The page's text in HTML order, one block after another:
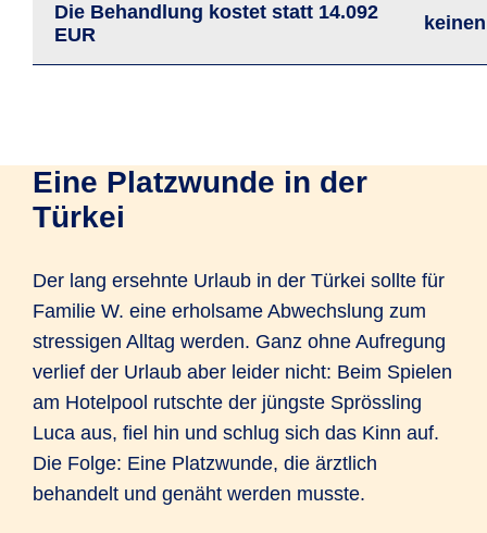
Die Behand­lung kostet statt 14.092
EUR
Eine Platzwunde in der
Türkei
Der lang ersehnte Urlaub in der Türkei sollte für
Familie W. eine erholsame Abwechs­lung zum
stressigen Alltag werden. Ganz ohne Aufregung
verlief der Urlaub aber leider nicht: Beim Spielen
am Hotel­pool rutschte der jüngste Spröss­ling
Luca aus, fiel hin und schlug sich das Kinn auf.
Die Folge: Eine Platz­wunde, die ärztlich
behandelt und genäht werden musste.